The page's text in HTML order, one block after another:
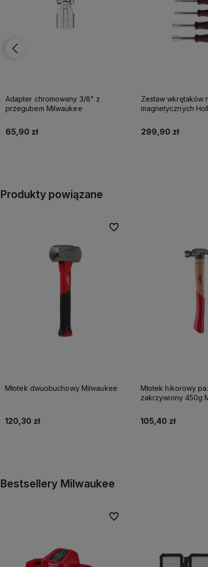
Adapter chromowany 3/8" z
przegubem Milwaukee
65,90 zł
Zestaw wkrętaków
magnetycznych
299,90 zł
Produkty powiązane
Młotek dwuobuchowy Milwaukee
120,30 zł
Do ulubionych
Młotek hikorowy
zakrzywiony 450g
105,40 zł
Bestsellery Milwaukee
Do ulubionych